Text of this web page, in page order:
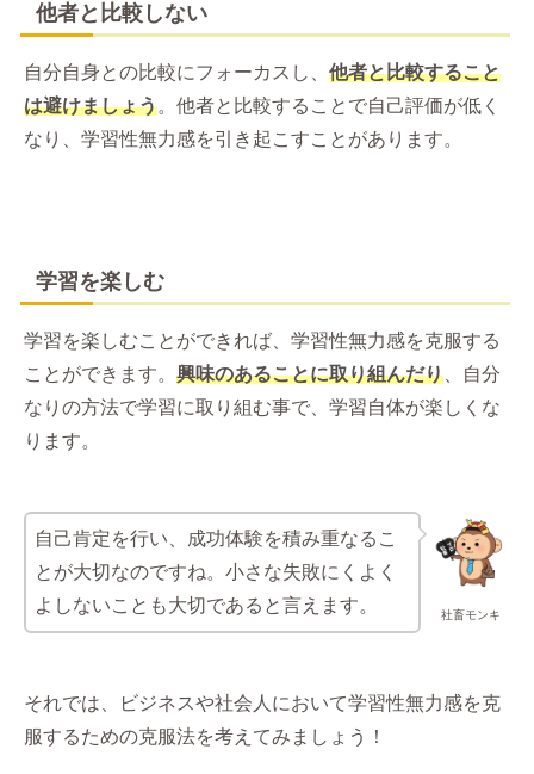
他者と比較しない
自分自身との比較にフォーカスし、 他者と比較すること
は避けましょう。他者と比較することで自己評価が低く
なり、学習性無力感を引き起こすことがあります。
学習を楽しむ
学習を楽しむことができれば、学習性無力感を克服する
ことができます。 興味のあることに取り組んだり 、自分
なりの方法で学習に取り組む事で、学習自体が楽しくな
ります。
社畜モンキ
自己肯定を行い、成功体験を積み重なるこ
とが大切なのですね。小さな失敗にくよく
よしないことも大切であると言えます。
それでは、ビジネスや社会人において学習性無力感を克
服するための克服法を考えてみましょう！